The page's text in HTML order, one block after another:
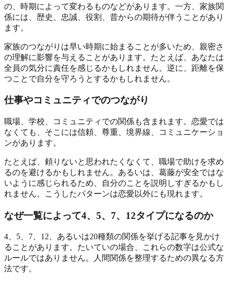
の、時期によって変わるものなどがあります。一方、家族関
係には、歴史、忠誠、役割、昔からの期待が伴うことがあり
ます。
家族のつながりは早い時期に始まることが多いため、親密さ
の理解に影響を与えることがあります。たとえば、あなたは
全員の気分に責任を感じるかもしれません。逆に、距離を保
つことで自分を守ろうとするかもしれません。
仕事やコミュニティでのつながり
職場、学校、コミュニティでの関係も含まれます。恋愛では
なくても、そこには信頼、尊重、境界線、コミュニケーショ
ンがあります。
たとえば、頼りないと思われたくなくて、職場で助けを求め
るのを避けるかもしれません。あるいは、葛藤が安全ではな
いように感じられるため、自分のことを説明しすぎるかもし
れません。こうしたパターンは恋愛以外にも現れます。
なぜ一覧によって4、5、7、12タイプになるのか
4、5、7、12、あるいは20種類の関係を挙げる記事を見かけ
ることがあります。たいていの場合、これらの数字は公式な
ルールではありません。人間関係を整理するための異なる方
法です。